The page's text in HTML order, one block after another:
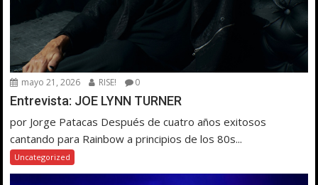
mayo 21, 2026 RISE! 0
Entrevista: JOE LYNN TURNER
por Jorge Patacas Después de cuatro años exitosos
cantando para Rainbow a principios de los 80s...
Uncategorized